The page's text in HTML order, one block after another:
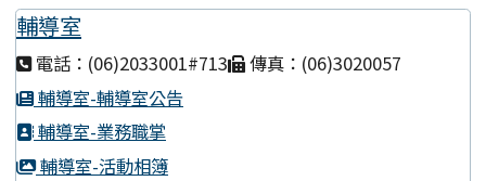
輔導室
電話：(06)2033001#713
傳真：(06)3020057
輔導室-輔導室公告
輔導室-業務職掌
輔導室-活動相簿